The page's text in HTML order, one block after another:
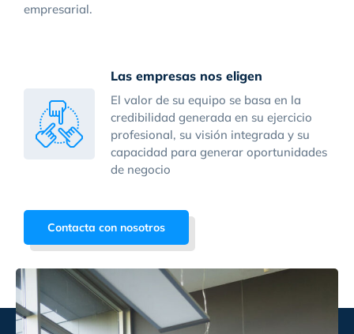
empresarial.
Las empresas nos eligen
El valor de su equipo se basa en la
credibilidad generada en su ejercicio
profesional, su visión integrada y su
capacidad para generar oportunidades
de negocio
Contacta con nosotros